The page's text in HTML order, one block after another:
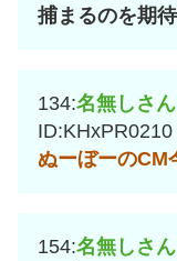
捕まるのを期
134:名無しさん
ID:KHxPR0210
ぬーぼーのCM
154:名無しさん